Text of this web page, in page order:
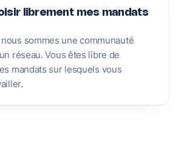
librement mes mandats
sommes une communauté
réseau. Vous êtes libre de
mandats sur lesquels vous